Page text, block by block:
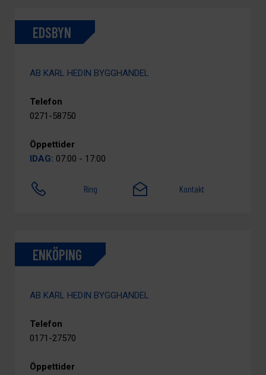
EDSBYN
AB KARL HEDIN BYGGHANDEL
Telefon
0271-58750
Öppettider
IDAG: 07:00 - 17:00
Ring Kontakt
ENKÖPING
AB KARL HEDIN BYGGHANDEL
Telefon
0171-27570
Öppettider